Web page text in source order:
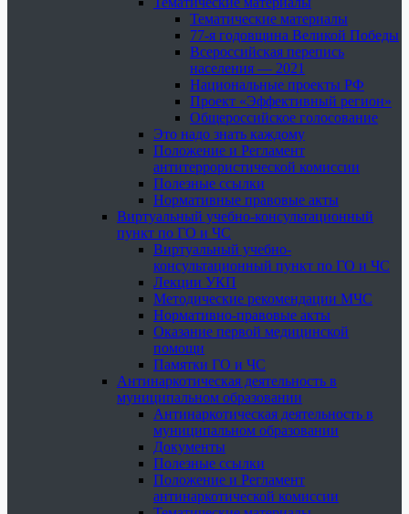
Тематические материалы
77-я годовщина Великой Победы
Всероссийская перепись
населения — 2021
Национальные проекты РФ
Проект «Эффективный регион»
Общероссийское голосование
Это надо знать каждому
Положение и Регламент
антитеррористической комиссии
Полезные ссылки
Нормативные правовые акты
Виртуальный учебно-консультационный
пункт по ГО и ЧС
Виртуальный учебно-
консультационный пункт по ГО и ЧС
Лекции УКП
Методические рекомендации МЧС
Нормативно-правовые акты
Оказание первой медицинской
помощи
Памятки ГО и ЧС
Антинаркотическая деятельность в
муниципальном образовании
Антинаркотическая деятельность в
муниципальном образовании
Документы
Полезные ссылки
Положение и Регламент
антинаркотической комиссии